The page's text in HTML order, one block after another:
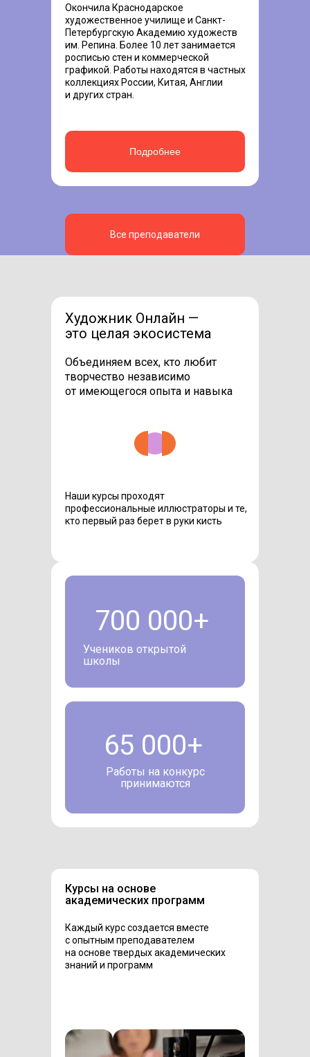
Подробнее
Окончила Краснодарское
художественное училище и Санкт-
Петербургскую Академию художеств
им. Репина. Более 10 лет занимается
росписью стен и коммерческой
графикой. Работы находятся в частных
коллекциях России, Китая, Англии
и других стран.
Все преподаватели
Учеников открытой
школы
700 000+
65 000+
Работы на конкурс
принимаются
Художник Онлайн —
это целая экосистема
Объединяем всех, кто любит
творчество независимо
от имеющегося опыта и навыка
Наши курсы проходят
профессиональные иллюстраторы и те,
кто первый раз берет в руки кисть
Курсы на основе
академических программ
Каждый курс создается вместе
с опытным преподавателем
на основе твердых академических
знаний и программ